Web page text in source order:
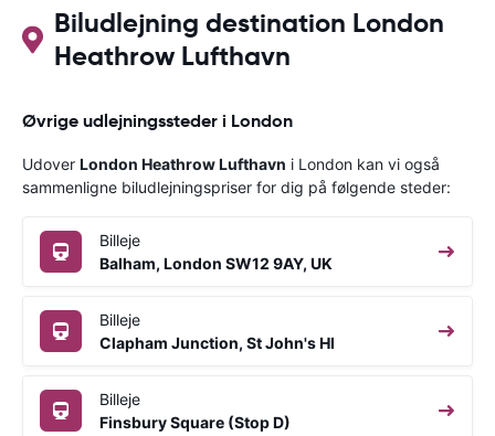
Biludlejning destination London
Heathrow Lufthavn
Øvrige udlejningssteder i London
Udover London Heathrow Lufthavn i London kan vi også
sammenligne biludlejningspriser for dig på følgende steder:
Billeje
Balham, London SW12 9AY, UK
Billeje
Clapham Junction, St John's Hl
Billeje
Finsbury Square (Stop D)